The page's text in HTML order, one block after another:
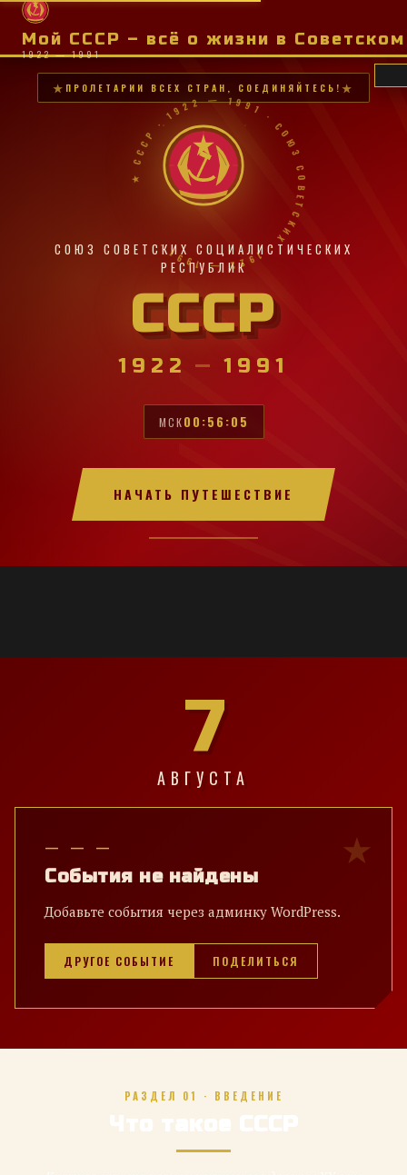
Мой СССР – всё о жизни в
1922 — 1991
ПРОЛЕТАРИИ ВСЕХ СТРАН, СОЕДИНЯЙТЕСЬ!
★ СССР · 1922 — 1991 · СОЮЗ СОВЕТСКИХ · 1922 — 1991 ·
СОЮЗ СОВЕТСКИХ СОЦИАЛИСТИЧЕСКИХ
РЕСПУБЛИК
СССР
1922 — 1991
МСК00:56:06
НАЧАТЬ ПУТЕШЕСТВИЕ
7
АВГУСТА
— — —
События не найдены
Добавьте события через админку WordPress.
ДРУГОЕ СОБЫТИЕ ПОДЕЛИТЬСЯ
РАЗДЕЛ 01 · ВВЕДЕНИЕ
Что такое СССР